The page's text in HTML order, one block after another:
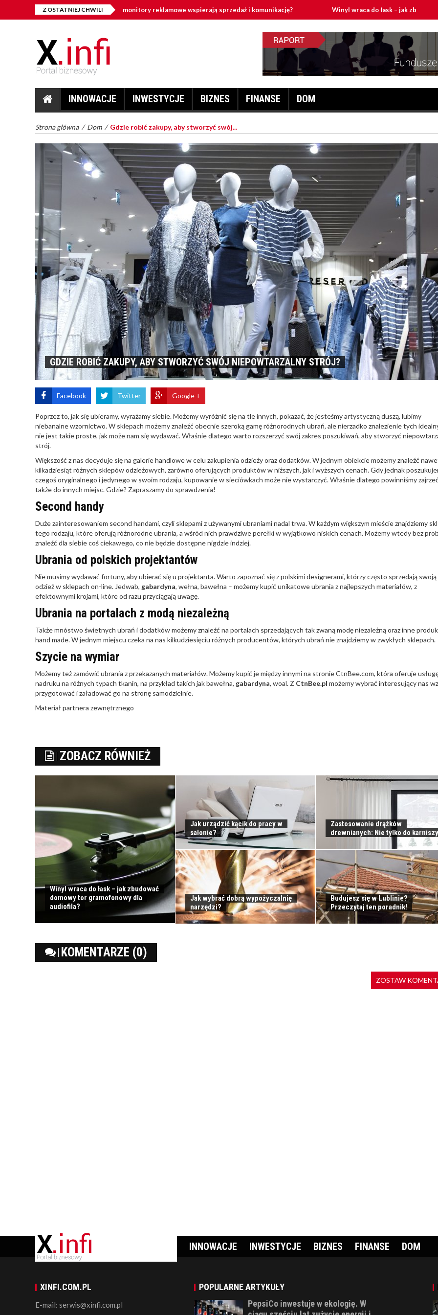
Z OSTATNIEJ CHWILI
signage w firmie – jak monitory reklamowe wspierają sprzedaż i komunikację? Winyl wraca do łask – jak zbudować domowy
INNOWACJE INWESTYCJE BIZNES FINANSE DOM
Strona główna / Dom / Gdzie robić zakupy, aby stworzyć swój...
GDZIE ROBIĆ ZAKUPY, ABY STWORZYĆ SWÓJ NIEPOWTARZALNY STRÓJ?
Facebook Twitter Google +
Poprzez to, jak się ubieramy, wyrażamy siebie. Możemy wyróżnić się na tle innych, pokazać, że jesteśmy artystyczną duszą, lubimy
niebanalne wzornictwo. W sklepach możemy znaleźć obecnie szeroką gamę różnorodnych ubrań, ale nierzadko znalezienie tych
nie jest takie proste, jak może nam się wydawać. Właśnie dlatego warto rozszerzyć swój zakres poszukiwań, aby stworzyć
strój.
Większość z nas decyduje się na galerie handlowe w celu zakupienia odzieży oraz dodatków. W jednym obiekcie możemy znaleźć
kilkadziesiąt różnych sklepów odzieżowych, zarówno oferujących produktów w niższych, jak i wyższych cenach. Gdy jednak
czegoś oryginalnego i jedynego w swoim rodzaju, kupowanie w sieciówkach może nie wystarczyć. Właśnie dlatego powinniśmy zajrzeć
także do innych miejsc. Gdzie? Zapraszamy do sprawdzenia!
Second handy
Duże zainteresowaniem second handami, czyli sklepami z używanymi ubraniami nadal trwa. W każdym większym mieście znajdziemy
tego rodzaju, które oferują różnorodne ubrania, a wśród nich prawdziwe perełki w wyjątkowo niskich cenach. Możemy wtedy bez
znaleźć dla siebie coś ciekawego, co nie będzie dostępne nigdzie indziej.
Ubrania od polskich projektantów
Nie musimy wydawać fortuny, aby ubierać się u projektanta. Warto zapoznać się z polskimi designerami, którzy często sprzedają swoją
odzież w sklepach on-line. Jedwab, gabardyna, wełna, bawełna – możemy kupić unikatowe ubrania z najlepszych materiałów, z
efektownymi krojami, które od razu przyciągają uwagę.
Ubrania na portalach z modą niezależną
Także mnóstwo świetnych ubrań i dodatków możemy znaleźć na portalach sprzedających tak zwaną modę niezależną oraz inne
hand made. W jednym miejscu czeka na nas kilkudziesięciu różnych producentów, których ubrań nie znajdziemy w zwykłych sklepach.
Szycie na wymiar
Możemy też zamówić ubrania z przekazanych materiałów. Możemy kupić je między innymi na stronieCtnBee.com, która oferuje
nadruku na różnych typach tkanin, na przykład takich jak bawełna, gabardyna, woal. Z CtnBee.pl możemy wybrać interesujący nas
przygotować i załadować go na stronę samodzielnie.
Materiał partnera zewnętrznego
ZOBACZ RÓWNIEŻ
Winyl wraca do łask – jak zbudować
domowy tor gramofonowy dla
audiofila?
Jak urządzić kącik do pracy w
salonie?
Zastosowanie drążków
drewnianych: Nie tylko do karniszy
Jak wybrać dobrą wypożyczalnię
narzędzi?
Budujesz się w Lublinie?
Przeczytaj ten poradnik!
KOMENTARZE (0)
ZOSTAW
INNOWACJE INWESTYCJE BIZNES FINANSE DOM
XINFI.COM.PL
E-mail: serwis@xinfi.com.pl
POPULARNE ARTYKUŁY
PepsiCo inwestuje w ekologię. W